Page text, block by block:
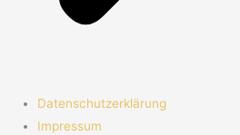
Datenschutzerklärung
Impressum